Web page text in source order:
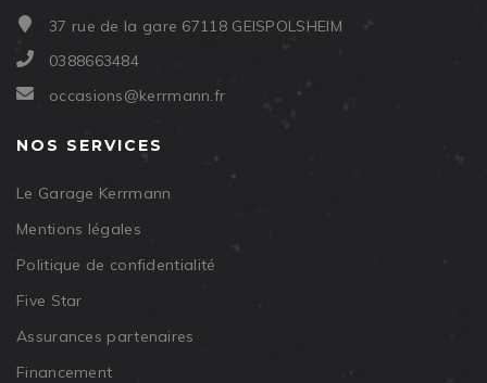
37 rue de la gare 67118 GEISPOLSHEIM
0388663484
occasions@kerrmann.fr
NOS SERVICES
Le Garage Kerrmann
Mentions légales
Politique de confidentialité
Five Star
Assurances partenaires
Financement